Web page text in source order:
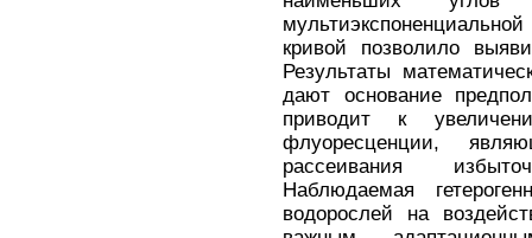
кривой позволило
Результаты
дают основание
приводит к
флуоресценции,
рассеивания
Наблюдаемая
водорослей на